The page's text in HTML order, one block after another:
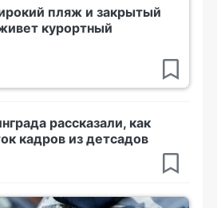
пляж и закрытый
курортный
рассказали, как
кадров из детсадов